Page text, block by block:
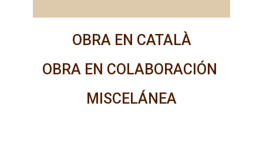
OBRA EN CATALÀ
OBRA EN COLABORACIÓN
MISCELÁNEA